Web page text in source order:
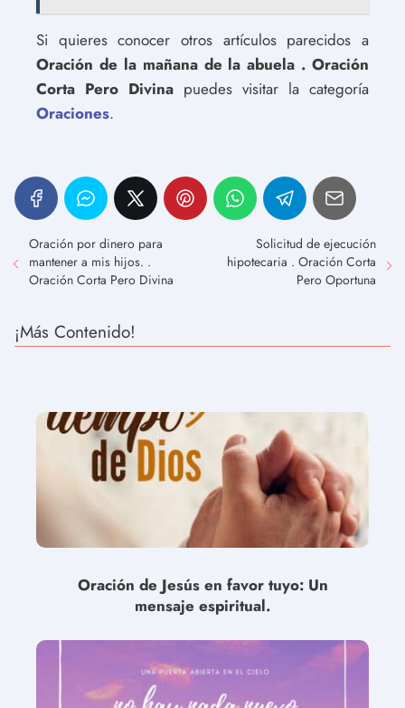
Si quieres conocer otros artículos parecidos a
Oración de la mañana de la abuela . Oración
Corta Pero Divina puedes visitar la categoría
Oraciones.
Oración por dinero para
mantener a mis hijos. .
Oración Corta Pero Divina
Solicitud de ejecución
hipotecaria . Oración Corta
Pero Oportuna
¡Más Contenido!
Oración de Jesús en favor tuyo: Un
mensaje espiritual.